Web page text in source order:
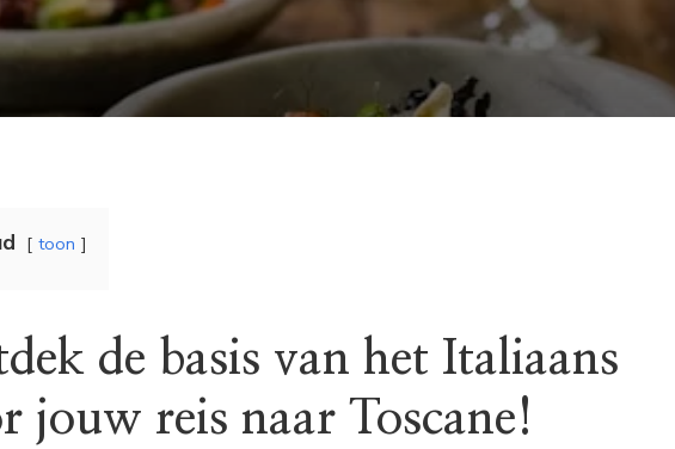
toon
de basis van het Italiaans
jouw reis naar Toscane!